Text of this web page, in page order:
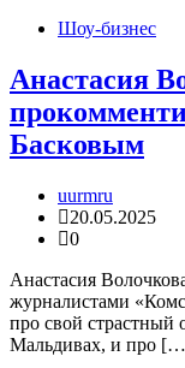
Шоу-бизнес
Анастасия
Басковым
uurmru
20.05.2025
0
Анастасия
журналистами
про свой страстный
Мальдивах, и про